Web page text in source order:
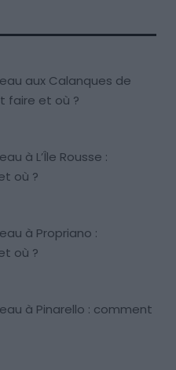
aux Calanques de
faire et où ?
à L’Île Rousse :
où ?
à Propriano :
où ?
à Pinarello : comment